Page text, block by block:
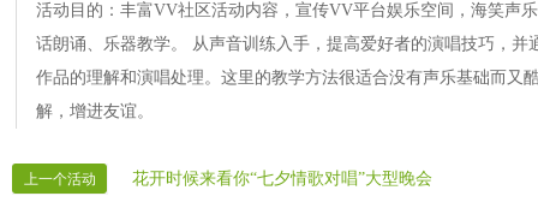
活动目的：丰富VV社区活动内容，宣传VV平台娱乐空间，海笑声
话朗诵、乐器教学。 从声音训练入手，提高爱好者的演唱技巧，并
作品的理解和演唱处理。这里的教学方法很适合没有声乐基础而又
解，增进友谊。
上一个活动 花开时候来看你“七夕情歌对唱”大型晚会